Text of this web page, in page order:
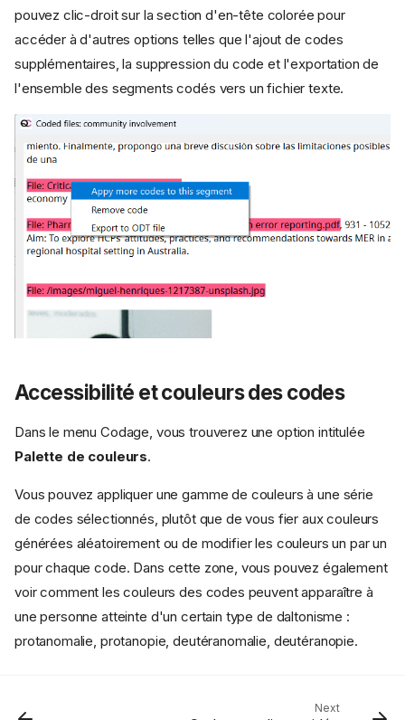
Raccourcis
Boutons sous la liste des
fichiers
pouvez clic-droit sur la section d'en-tête colorée pour
accéder à d'autres options telles que l'ajout de codes
supplémentaires, la suppression du code et l'exportation de
l'ensemble des segments codés vers un fichier texte.
Accessibilité et couleurs des codes
Dans le menu Codage, vous trouverez une option intitulée
Palette de couleurs.
Vous pouvez appliquer une gamme de couleurs à une série
de codes sélectionnés, plutôt que de vous fier aux couleurs
générées aléatoirement ou de modifier les couleurs un par un
pour chaque code. Dans cette zone, vous pouvez également
voir comment les couleurs des codes peuvent apparaître à
une personne atteinte d'un certain type de daltonisme :
protanomalie, protanopie, deutéranomalie, deutéranopie.
Next